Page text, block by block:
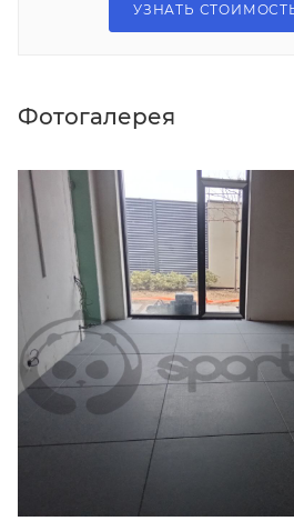
УЗНАТЬ
Фотогалерея